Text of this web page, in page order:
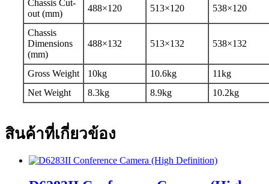
Chassis Cut-
out (mm)
488×120 513×120 538×120
Chassis
Dimensions
(mm)
488×132 513×132 538×132
Gross Weight 10kg 10.6kg
11kg
Net Weight
8.3kg 8.9kg 10.2kg
สินค้าที่เกี่ยวข้อง